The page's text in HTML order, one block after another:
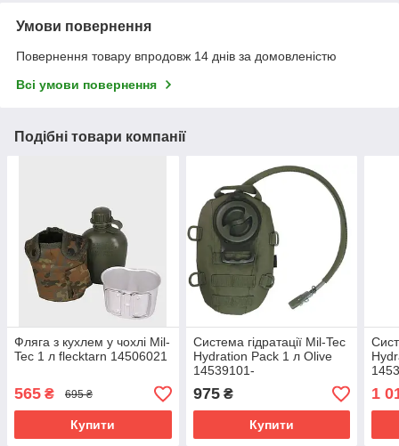
Умови повернення
Повернення товару впродовж 14 днів за домовленістю
Всі умови повернення
Подібні товари компанії
Фляга з кухлем у чохлі Mil-
Tec 1 л flecktarn 14506021
565 ₴ 695 ₴
Купити
Система гідратації Mil-Tec
Hydration Pack 1 л Olive
14539101-
975₴
Купити
1